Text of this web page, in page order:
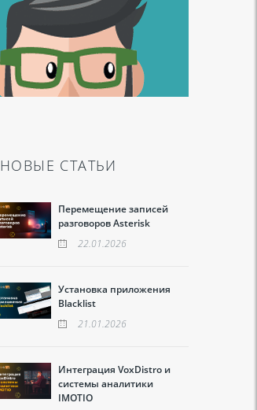
НОВЫЕ СТАТЬИ
Перемещение записей
разговоров Asterisk
22.01.2026
Установка приложения
Blacklist
21.01.2026
Интеграция VoxDistro и
системы аналитики
IMOTIO